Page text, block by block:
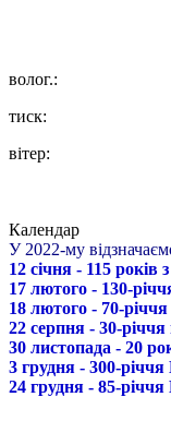
волог.:
тиск:
вітер:
Календар
У 2022-му
12 січня - 115
17 лютого - 130-
18 лютого - 70-
22 серпня - 30-
30 листопада - 20
3 грудня - 300-
24 грудня - 85-